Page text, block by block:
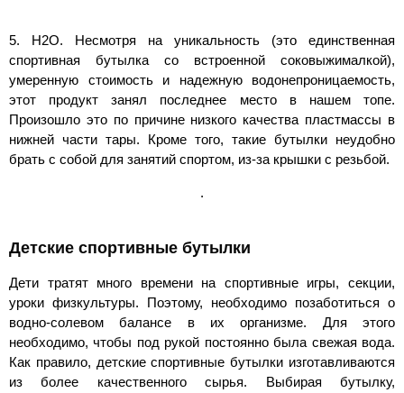
5. H2O. Несмотря на уникальность (это единственная
спортивная бутылка со встроенной соковыжималкой),
умеренную стоимость и надежную водонепроницаемость,
этот продукт занял последнее место в нашем топе.
Произошло это по причине низкого качества пластмассы в
нижней части тары. Кроме того, такие бутылки неудобно
брать с собой для занятий спортом, из-за крышки с резьбой.
.
Детские спортивные бутылки
Дети тратят много времени на спортивные игры, секции,
уроки физкультуры. Поэтому, необходимо позаботиться о
водно-солевом балансе в их организме. Для этого
необходимо, чтобы под рукой постоянно была свежая вода.
Как правило, детские спортивные бутылки изготавливаются
из более качественного сырья. Выбирая бутылку,